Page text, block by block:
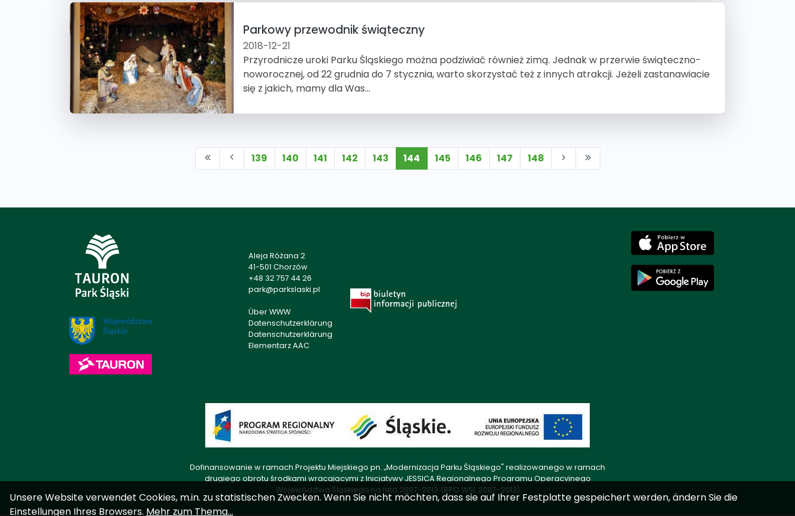
Parkowy przewodnik świąteczny
2018-12-21
Przyrodnicze uroki Parku Śląskiego można podziwiać również zimą. Jednak w przerwie świąteczno-
noworocznej, od 22 grudnia do 7 stycznia, warto skorzystać też z innych atrakcji. Jeżeli zastanawiacie
się z jakich, mamy dla Was...
139 140 141 142 143 144 145 146 147 148
Aleja Różana 2
41-501 Chorzów
+48 32 757 44 26
park@parkslaski.pl
Über WWW
Datenschutzerklärung
Datenschutzerklärung
Elementarz AAC
Dofinansowanie w ramach Projektu Miejskiego pn. „Modernizacja Parku Śląskiego" realizowanego w ramach
drugiego obrotu środkami wracającymi z Inicjatywy JESSICA Regionalnego Programu Operacyjnego
Województwa Śląskiego na lata 2007-2013 (RPO WSL 2007-2013)
Unsere Website verwendet Cookies, m.in. zu statistischen Zwecken. Wenn Sie nicht möchten, dass sie auf Ihrer Festplatte gespeichert werden, ändern Sie die
Einstellungen Ihres Browsers. Mehr zum Thema...